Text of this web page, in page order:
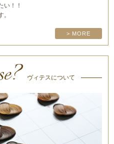
い！！
> MORE
ヴィテスについて